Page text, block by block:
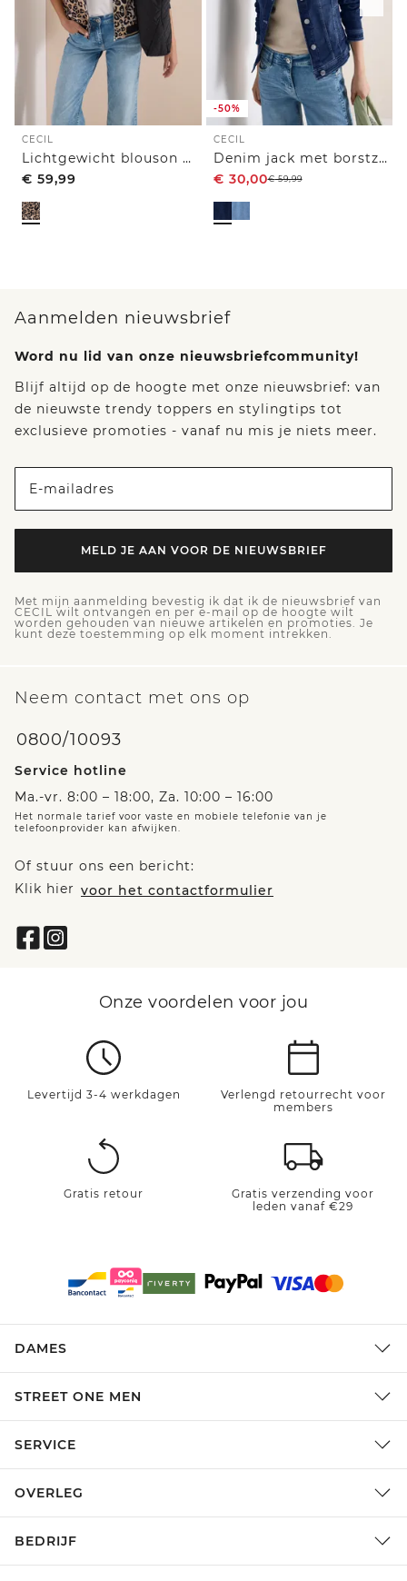
CECIL
Lichtgewicht blouson met rits en leoprint
€ 59,99
-50%
CECIL
Denim jack met borstzakken en knopen
€ 30,00€59,99
Aanmelden nieuwsbrief
Word nu lid van onze nieuwsbriefcommunity!
Blijf altijd op de hoogte met onze nieuwsbrief: van
de nieuwste trendy toppers en stylingtips tot
exclusieve promoties - vanaf nu mis je niets meer.
E-mailadres
MELD JE AAN VOOR DE NIEUWSBRIEF
Met mijn aanmelding bevestig ik dat ik de nieuwsbrief van
CECIL wilt ontvangen en per e-mail op de hoogte wilt
worden gehouden van nieuwe artikelen en promoties. Je
kunt deze toestemming op elk moment intrekken.
Neem contact met ons op
0800/10093
Service hotline
Ma.-vr. 8:00 – 18:00, Za. 10:00 – 16:00
Het normale tarief voor vaste en mobiele telefonie van je
telefoonprovider kan afwijken.
Of stuur ons een bericht:
Klik hier voor het contactformulier
Onze voordelen voor jou
Levertijd 3-4 werkdagen
Verlengd retourrecht voor
members
Gratis retour
Gratis verzending voor
leden vanaf €29
DAMES
STREET ONE MEN
SERVICE
OVERLEG
BEDRIJF